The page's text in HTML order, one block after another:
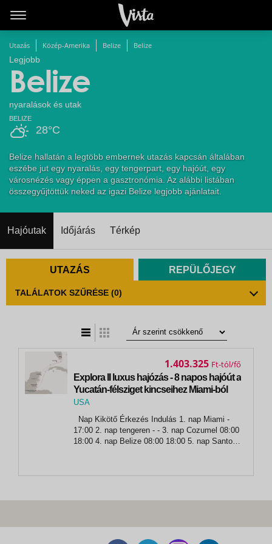
Utazás Közép-Amerika Belize Belize
Legjobb
Belize
nyaralások és utak
28°C
BELIZE
Belize hallatán a legtöbb embernek utazás kapcsán általában
eszébe jut egy nyaralás, egy tengerpart, egy hajóút, egy
városnézés vagy éppen a gasztronómia. Az alábbi listában
összegyűjtöttük neked az igazi Belize legjobb ajánlatait.
Hajóutak Időjárás Térkép
UTAZÁS REPÜLŐJEGY
TALÁLATOK SZŰRÉSE (0)
Explora II luxus hajózás - 8 napos hajóút a
Yucatán-félsziget kincseihez Miami-ból
USA
Miami
17:00 2. nap tengeren - - 3. nap Cozumel 08:00
18:00 4. nap Belize 08:00 18:00 5. nap Santo
nap...
1.403.325 Ft